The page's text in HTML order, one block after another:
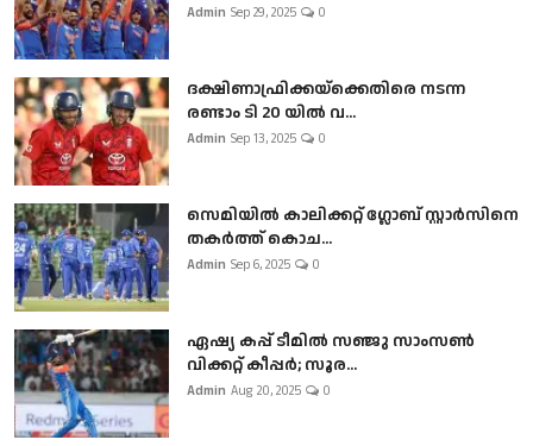
Admin Sep 29, 2025 0
ദക്ഷിണാഫ്രിക്കയ്‌ക്കെതിരെ നടന്ന
രണ്ടാം ടി 20 യിൽ വ...
Admin Sep 13, 2025 0
സെമിയിൽ കാലിക്കറ്റ് ഗ്ലോബ് സ്റ്റാർസിനെ
തകർത്ത് കൊച...
Admin Sep 6, 2025 0
ഏഷ്യ കപ്പ് ടീമിൽ സഞ്ജു സാംസൺ
വിക്കറ്റ് കീപ്പർ; സൂര...
Admin Aug 20, 2025 0